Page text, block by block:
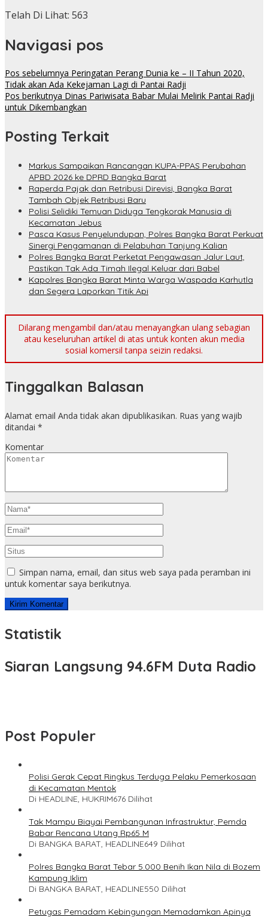
Telah Di Lihat: 563
Navigasi pos
Pos sebelumnya Peringatan Perang Dunia ke – II Tahun 2020,
Tidak akan Ada Kekejaman Lagi di Pantai Radji
Pos berikutnya Dinas Pariwisata Babar Mulai Melirik Pantai Radji
untuk Dikembangkan
Posting Terkait
Markus Sampaikan Rancangan KUPA-PPAS Perubahan
APBD 2026 ke DPRD Bangka Barat
Raperda Pajak dan Retribusi Direvisi, Bangka Barat
Tambah Objek Retribusi Baru
Polisi Selidiki Temuan Diduga Tengkorak Manusia di
Kecamatan Jebus
Pasca Kasus Penyelundupan, Polres Bangka Barat Perkuat
Sinergi Pengamanan di Pelabuhan Tanjung Kalian
Polres Bangka Barat Perketat Pengawasan Jalur Laut,
Pastikan Tak Ada Timah Ilegal Keluar dari Babel
Kapolres Bangka Barat Minta Warga Waspada Karhutla
dan Segera Laporkan Titik Api
Dilarang mengambil dan/atau menayangkan ulang sebagian
atau keseluruhan artikel di atas untuk konten akun media
sosial komersil tanpa seizin redaksi.
Tinggalkan Balasan
Alamat email Anda tidak akan dipublikasikan. Ruas yang wajib
ditandai *
Komentar
Simpan nama, email, dan situs web saya pada peramban ini
untuk komentar saya berikutnya.
Statistik
Siaran Langsung 94.6FM Duta Radio
Post Populer
Polisi Gerak Cepat Ringkus Terduga Pelaku Pemerkosaan
di Kecamatan Mentok
Di HEADLINE, HUKRIM676 Dilihat
Tak Mampu Biayai Pembangunan Infrastruktur, Pemda
Babar Rencana Utang Rp65 M
Di BANGKA BARAT, HEADLINE649 Dilihat
Polres Bangka Barat Tebar 5.000 Benih Ikan Nila di Bozem
Kampung Iklim
Di BANGKA BARAT, HEADLINE550 Dilihat
Petugas Pemadam Kebingungan Memadamkan Apinya